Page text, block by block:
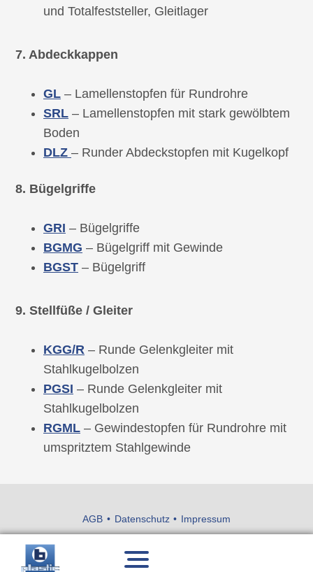
Menü
und Totalfeststeller, Gleitlager
7. Abdeckkappen
GL – Lamellenstopfen für Rundrohre
SRL – Lamellenstopfen mit stark gewölbtem
Boden
DLZ – Runder Abdeckstopfen mit Kugelkopf
8. Bügelgriffe
GRI – Bügelgriffe
BGMG – Bügelgriff mit Gewinde
BGST – Bügelgriff
9. Stellfüße / Gleiter
KGG/R – Runde Gelenkgleiter mit
Stahlkugelbolzen
PGSI – Runde Gelenkgleiter mit
Stahlkugelbolzen
RGML – Gewindestopfen für Rundrohre mit
umspritztem Stahlgewinde
AGB Datenschutz Impressum